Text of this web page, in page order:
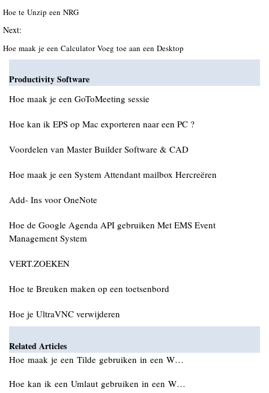
Hoe te Unzip een NRG
Next:
Hoe maak je een Calculator Voeg toe aan een Desktop
Productivity Software
Hoe maak je een GoToMeeting sessie
Hoe kan ik EPS op Mac exporteren naar een PC ?
Voordelen van Master Builder Software & CAD
Hoe maak je een System Attendant mailbox Hercreëren
Add- Ins voor OneNote
Hoe de Google Agenda API gebruiken Met EMS Event
Management System
VERT.ZOEKEN
Hoe te Breuken maken op een toetsenbord
Hoe je UltraVNC verwijderen
Related Articles
Hoe maak je een Tilde gebruiken in een W…
Hoe kan ik een Umlaut gebruiken in een W…